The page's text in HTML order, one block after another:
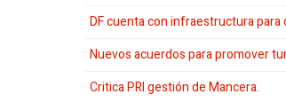
DF cuenta con infraestructura
Nuevos acuerdos para promover
Critica PRI gestión de Mancera.